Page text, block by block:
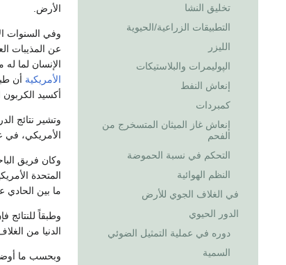
تخليق النشا
التطبيقات الزراعية/الحيوية
الليزر
الپوليمرات والبلاستيكات
إنعاش النفط
كمبردات
إنعاش غاز الميثان المتسخرج من
الفحم
التحكم في نسبة الحموضة
النظم الهوائية
في الغلاف الجوي للأرض
الدور الحيوي
دوره في عملية التمثيل الضوئي
السمية
الأرض.
وفي السنوات
عن المذيبات
الإنسان لما
الأمريكية أن
أكسيد
وتشير نتائج
الأمريكي، في عددها
وكان فريق
المتحدة
ما بين
وطبقاً للنتائج
الدنيا من
وبحسب ما أوضح